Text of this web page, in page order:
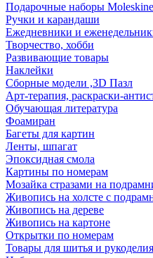
Подарочные наборы Moleskine
Ручки и карандаши
Ежедневники и
Творчество, хобби
Развивающие товары
Наклейки
Сборные модели ,3D Пазл
Арт-терапия, раскраски-
Обучающая литература
Фоамиран
Багеты для картин
Ленты, шпагат
Эпоксидная смола
Картины по номерам
Мозайка стразами на
Живопись на холсте с
Живопись на дереве
Живопись на картоне
Открытки по номерам
Товары для шитья и рукоделия